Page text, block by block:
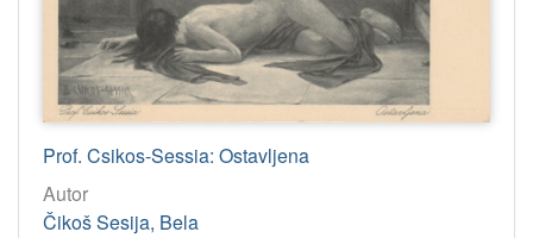
Prof. Csikos-Sessia: Ostavljena
Autor
Čikoš Sesija, Bela